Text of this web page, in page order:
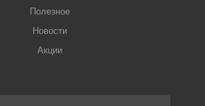
Полезное
Новости
Акции